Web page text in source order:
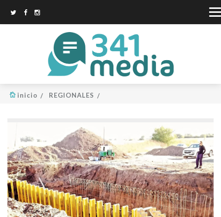
inicio REGIONALES